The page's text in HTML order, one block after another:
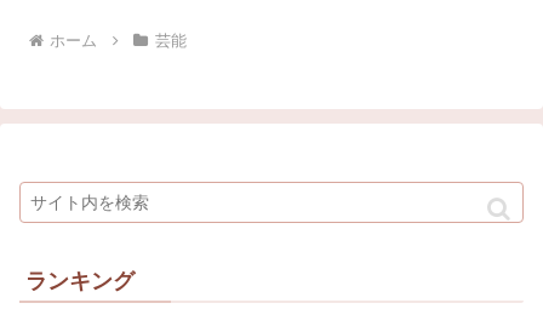
ホーム 芸能
ランキング